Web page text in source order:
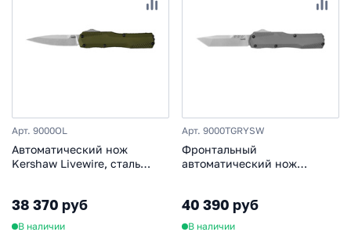
Арт. 9000OL
Автоматический нож
Kershaw Livewire, сталь
38 370 руб
В наличии
Арт. 9000TGRYSW
Фронтальный
автоматический нож
алюминий, серый
40 390 руб
В наличии